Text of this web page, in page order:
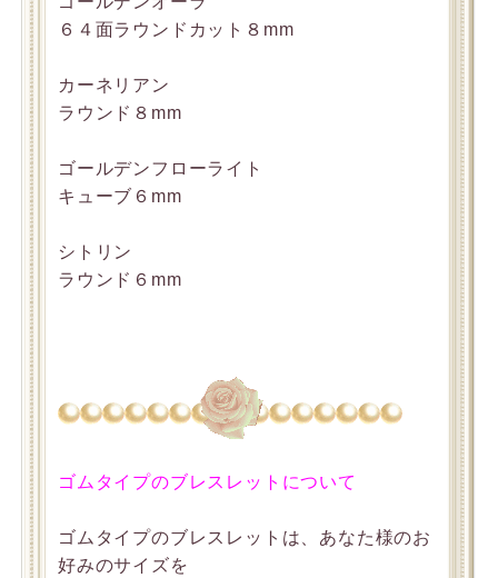
６４面ラウンドカット８mm
カーネリアン
ラウンド８mm
ゴールデンフローライト
キューブ６mm
シトリン
ラウンド６mm
ゴムタイプのブレスレットについて
ゴムタイプのブレスレットは、あなた様のお
好みのサイズを